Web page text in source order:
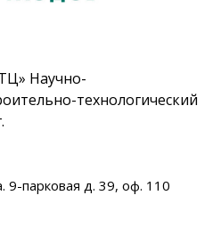
Научно-
технологический
9-парковая д. 39, оф. 110